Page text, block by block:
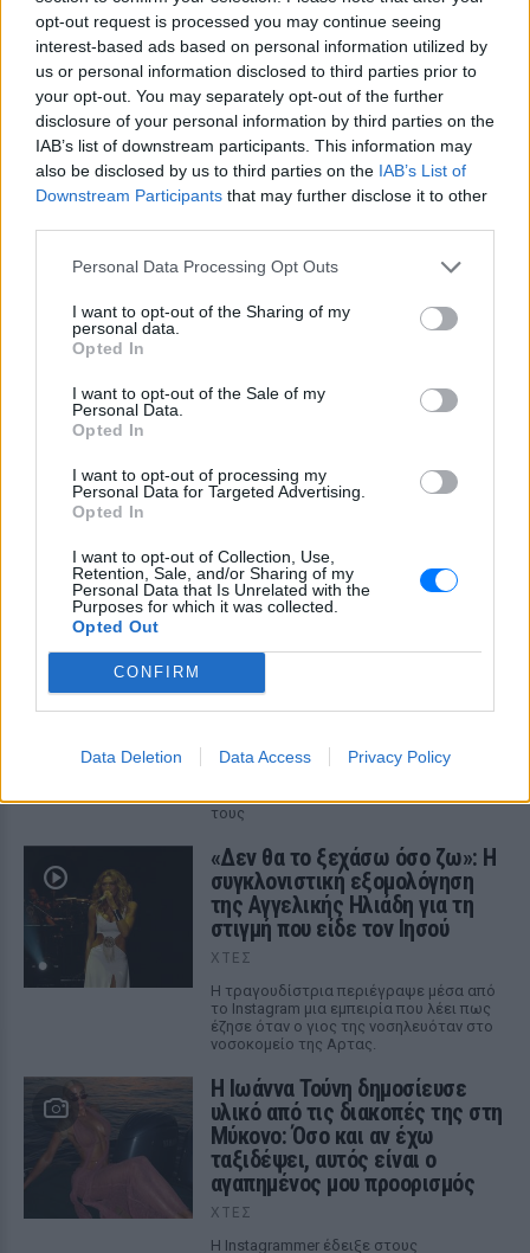
opt-out request is processed you may continue seeing
interest-based ads based on personal information utilized by
us or personal information disclosed to third parties prior to
your opt-out. You may separately opt-out of the further
disclosure of your personal information by third parties on the
IAB’s list of downstream participants. This information may
also be disclosed by us to third parties on the IAB’s List of
Downstream Participants that may further disclose it to other
Personal Data Processing Opt Outs
I want to opt-out of the Sharing of my
personal data.
Opted In
I want to opt-out of the Sale of my
Personal Data.
Opted In
I want to opt-out of processing my
Personal Data for Targeted Advertising.
Opted In
I want to opt-out of Collection, Use,
Retention, Sale, and/or Sharing of my
Personal Data that Is Unrelated with the
Purposes for which it was collected.
Opted Out
CONFIRM
Data Deletion Data Access Privacy Policy
περιστατικά των καλοκαιρινών
διακοπών
Μυστική γαμήλια γιορτή για
πασίγνωστο ζευγάρι σε
πολυτελές κτήμα με
απαγόρευση κινητών
ΠΡΙΝ 10 ΏΡΕΣ
Η εκδήλωση διοργανώθηκε με
ζευγαριού
Πού εξαφανίστηκε η Dido; Η τραγουδίστρια
που πούλησε 40 εκ. δίσκους άφησε τη δόξα
και άλλαξε ζωή
Με επιτυχίες όπως τα «Thank You», «White Flag» και τη
θρυλική συνεργασία της με τον Eminem στο «Stan», η Dido
έγινε μία από τις μεγαλύτερες ποπ σταρ των 00s
ΠΡΙΝ 10 ΏΡΕΣ
του Barack Obama δεν συνέβη
στον Λευκό Οίκο
τους
«Δεν θα το ξεχάσω όσο ζω»: Η
συγκλονιστική εξομολόγηση
της Αγγελικής Ηλιάδη για τη
στιγμή που είδε τον Ιησού
ΧΤΕΣ
Η τραγουδίστρια περιέγραψε μέσα από
το Instagram μια εμπειρία που λέει πως
έζησε όταν ο γιος της νοσηλευόταν στο
νοσοκομείο της Αρτας.
Η Ιωάννα Τούνη δημοσίευσε
υλικό από τις διακοπές της στη
Μύκονο: Όσο και αν έχω
ταξιδέψει, αυτός είναι ο
αγαπημένος μου προορισμός
ΧΤΕΣ
Η Instagrammer έδειξε στους